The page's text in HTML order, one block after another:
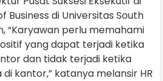
Business di Universitas South
“Karyawan perlu memahami
yang dapat terjadi ketika
dan tidak terjadi ketika
kantor,” katanya melansir HR